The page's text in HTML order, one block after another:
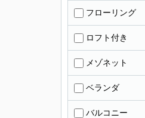
フローリング
ロフト付き
メゾネット
ベランダ
バルコニー